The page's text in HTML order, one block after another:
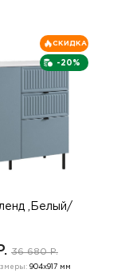
-20%
СКИДКА
,Белый/
36 680 P.
904х917 мм